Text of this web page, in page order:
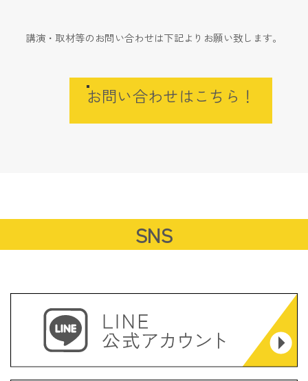
講演・取材等のお問い合わせは下記よりお願い致します。
お問い合わせはこちら！
SNS